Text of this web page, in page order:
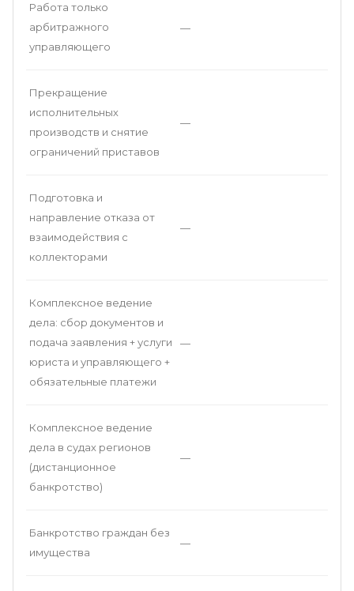
Работа только
арбитражного
управляющего
—
Прекращение
исполнительных
производств и снятие
ограничений приставов
—
Подготовка и
направление отказа от
взаимодействия с
коллекторами
—
Комплексное ведение
дела: сбор документов и
подача заявления + услуги
юриста и управляющего +
обязательные платежи
—
Комплексное ведение
дела в судах регионов
(дистанционное
банкротство)
—
Банкротство граждан без
имущества
—